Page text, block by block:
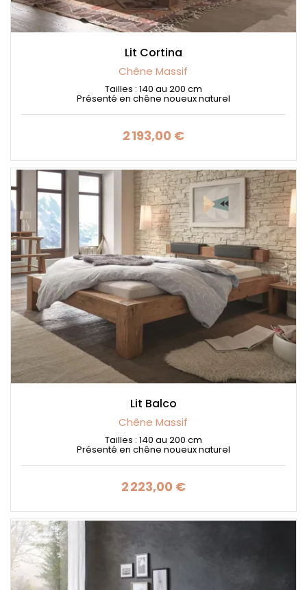
Lit Cortina
Chêne Massif
Tailles : 140 au 200 cm
Présenté en chêne noueux naturel
Prix
2 193,00 €
Lit Balco
Chêne Massif
Tailles : 140 au 200 cm
Présenté en chêne noueux naturel
Prix
2 223,00 €